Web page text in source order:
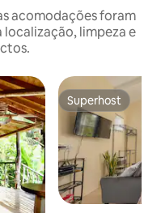
acomodações foram
limpeza e
Superhost
Superhost